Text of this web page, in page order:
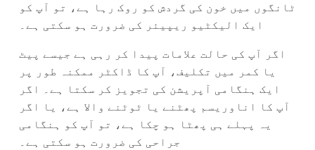
ٹانگوں میں خون کی گردش کو روک رہا ہے، تو آپ کو
ایک الیکٹیو ریپیئر کی ضرورت ہو سکتی ہے۔
اگر آپ کی حالت علامات پیدا کر رہی ہے جیسے پیٹ
یا کمر میں تکلیف، آپ کا ڈاکٹر ممکنہ طور پر
ایک ہنگامی آپریشن کی تجویز کر سکتا ہے۔ اگر
آپ کا اناوریسم پھٹنے یا ٹوٹنے والا ہے، یا اگر
یہ پہلے ہی پھٹا ہو چکا ہے، تو آپ کو ہنگامی
جراحی کی ضرورت ہو سکتی ہے۔